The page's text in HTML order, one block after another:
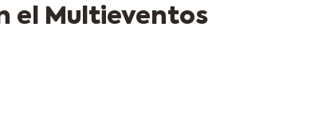
el Multieventos